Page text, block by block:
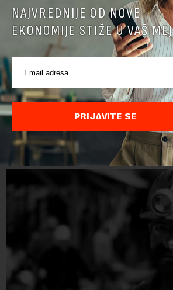
Papua Nova Gvineja potvrdila
2027
Papua Nova Gvineja jedna je od 141
koje su do sada potvrdile učešće na
međunarodnoj izložbi "Ekspu 2027"
i kao državu sa najvećom jezičkom ra...
NAJVREDNIJE OD NOVE
EKONOMIJE STIŽE U VAŠ
PRIJAVITE SE